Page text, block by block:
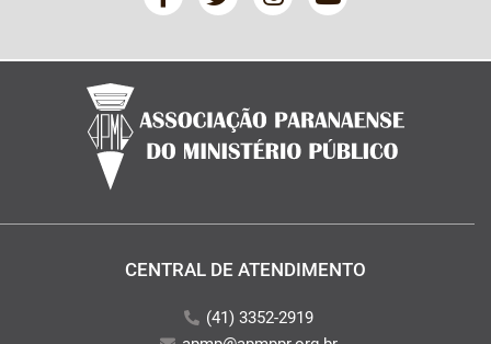
CENTRAL DE ATENDIMENTO
(41) 3352-2919